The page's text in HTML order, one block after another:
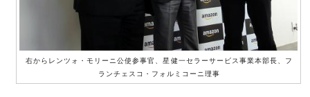
右からレンツォ・モリーニ公使参事官、星健一セラーサービス事業本部長、フ
ランチェスコ・フォルミコーニ理事